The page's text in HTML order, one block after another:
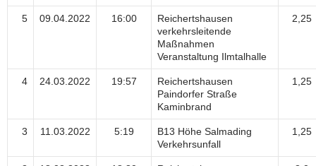
5 09.04.2022 16:00
Reichertshausen
verkehrsleitende
Maßnahmen
Veranstaltung Ilmtalhalle
2,25
4 24.03.2022 19:57
Reichertshausen
Paindorfer Straße
Kaminbrand
1,25
3 11.03.2022 5:19
B13 Höhe Salmading
Verkehrsunfall
1,25